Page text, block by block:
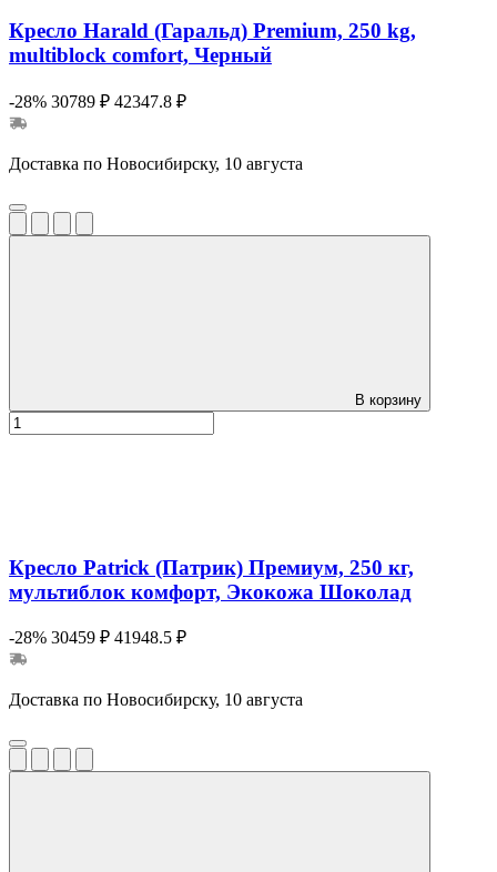
Кресло Harald (Гаральд) Premium, 250 kg,
multiblock comfort, Черный
-28% 30789 ₽ 42347.8 ₽
Доставка по Новосибирску, 10 августа
В корзину
Кресло Patrick (Патрик) Премиум, 250 кг,
мультиблок комфорт, Экокожа Шоколад
-28% 30459 ₽ 41948.5 ₽
Доставка по Новосибирску, 10 августа